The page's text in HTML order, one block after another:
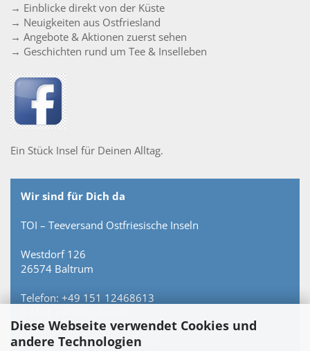
Diese Webseite verwendet Cookies und
andere Technologien
→ Einblicke direkt von der Küste
→ Neuigkeiten aus Ostfriesland
→ Angebote & Aktionen zuerst sehen
→ Geschichten rund um Tee & Inselleben
Ein Stück Insel für Deinen Alltag.
Wir sind für Dich da
TOI – Teeversand Ostfriesische Inseln
Westdorf 126
26574 Baltrum
Telefon: +49 151 12468613
Persönlich erreichbar – keine Hotline.